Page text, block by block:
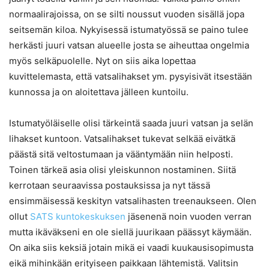
normaalirajoissa, on se silti noussut vuoden sisällä jopa
seitsemän kiloa. Nykyisessä istumatyössä se paino tulee
herkästi juuri vatsan alueelle josta se aiheuttaa ongelmia
myös selkäpuolelle. Nyt on siis aika lopettaa
kuvittelemasta, että vatsalihakset ym. pysyisivät itsestään
kunnossa ja on aloitettava jälleen kuntoilu.
Istumatyöläiselle olisi tärkeintä saada juuri vatsan ja selän
lihakset kuntoon. Vatsalihakset tukevat selkää eivätkä
päästä sitä veltostumaan ja vääntymään niin helposti.
Toinen tärkeä asia olisi yleiskunnon nostaminen. Siitä
kerrotaan seuraavissa postauksissa ja nyt tässä
ensimmäisessä keskityn vatsalihasten treenaukseen. Olen
ollut SATS kuntokeskuksen jäsenenä noin vuoden verran
mutta ikäväkseni en ole siellä juurikaan päässyt käymään.
On aika siis keksiä jotain mikä ei vaadi kuukausisopimusta
eikä mihinkään erityiseen paikkaan lähtemistä. Valitsin